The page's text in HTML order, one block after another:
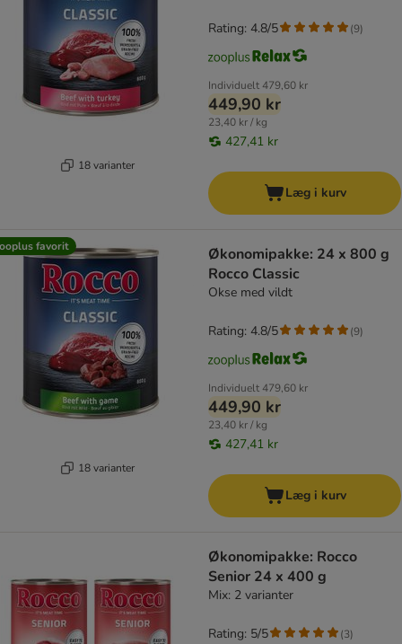
18 varianter
Individuelt479,60 kr
449,90 kr
23,40 kr / kg
427,41 kr
Rating: 4.8/5 (9)
Læg i kurv
favorit
18 varianter
Økonomipakke: 24 x 800 g
Rocco Classic
Okse med vildt
Individuelt479,60 kr
449,90 kr
23,40 kr / kg
427,41 kr
Rating: 4.8/5 (9)
Læg i kurv
Økonomipakke: Rocco
Senior 24 x 400 g
Mix: 2 varianter
Rating: 5/5 (3)